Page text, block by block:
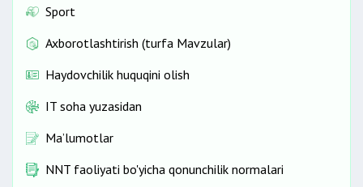
Sport
Axborotlashtirish (turfa Mavzular)
Haydovchilik huquqini olish
IT soha yuzasidan
Ma’lumotlar
NNT faoliyati bo'yicha qonunchilik normalari